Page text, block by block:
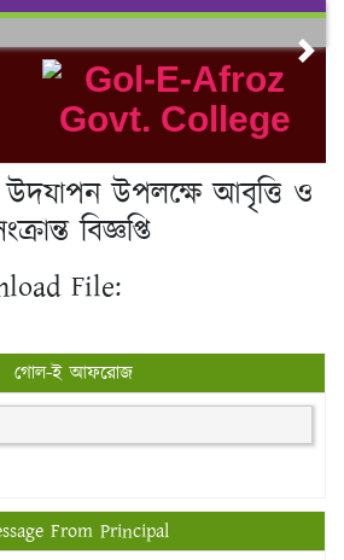
উপলক্ষে আবৃত্তি ও
বিজ্ঞপ্তি
File:
গোল-ই আফরোজ
From Principal